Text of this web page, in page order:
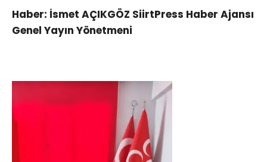
Haber: İsmet AÇIKGÖZ SiirtPress Haber Ajansı
Genel Yayın Yönetmeni